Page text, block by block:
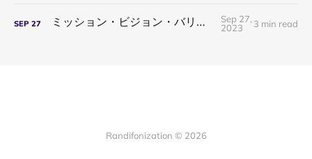
SEP 27 ミッション・ビジョン・バリューと人間性
Sep 27,
2023
3 min read
Randifonization © 2026